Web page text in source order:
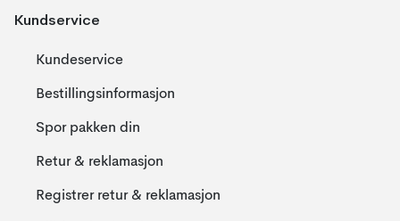
Kundservice
Kundeservice
Bestillingsinformasjon
Spor pakken din
Retur & reklamasjon
Registrer retur & reklamasjon